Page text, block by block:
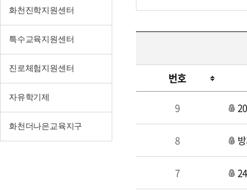
화천진학지원센터
특수교육지원센터
진로체험지원센터
자유학기제
화천더나은교육지구
모
및
번호
9
8
7